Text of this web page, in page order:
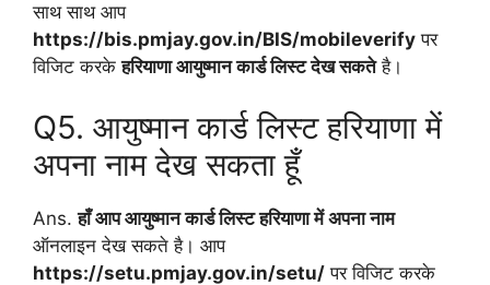
साथ साथ आप
https://bis.pmjay.gov.in/BIS/mobileverify पर
विजिट करकेहरियाणा आयुष्मान कार्ड लिस्ट देख सकतेहै।
Q5. आयुष्मान कार्ड लिस्ट हरियाणा में
अपना नाम देख सकता हूँ
Ans.हाँ आप आयुष्मान कार्ड लिस्ट हरियाणा में अपना नाम
ऑनलाइन देख सकते है। आप
https://setu.pmjay.gov.in/setu/ पर विजिट करके